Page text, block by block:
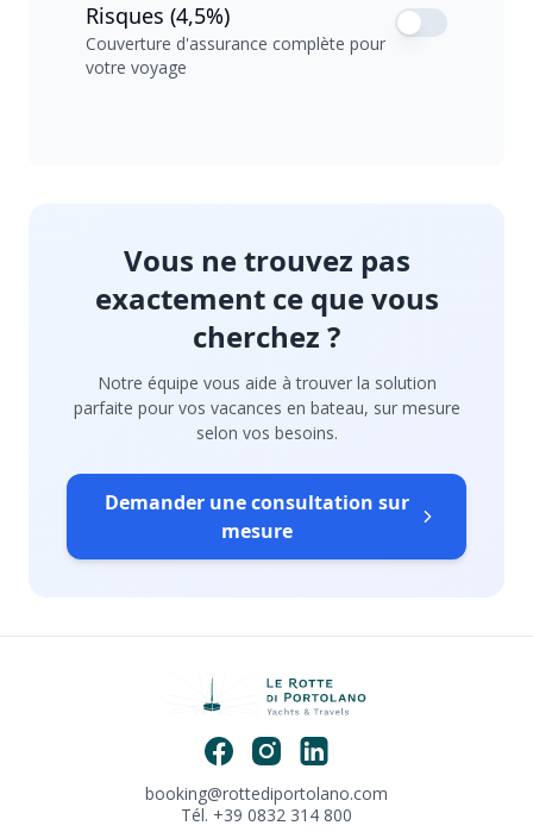
Risques (4,5%)
Couverture d'assurance complète pour
votre voyage
Vous ne trouvez pas
exactement ce que vous
cherchez ?
Notre équipe vous aide à trouver la solution
parfaite pour vos vacances en bateau, sur mesure
selon vos besoins.
Demander une consultation sur
mesure
booking@rottediportolano.com
Tél. +39 0832 314 800